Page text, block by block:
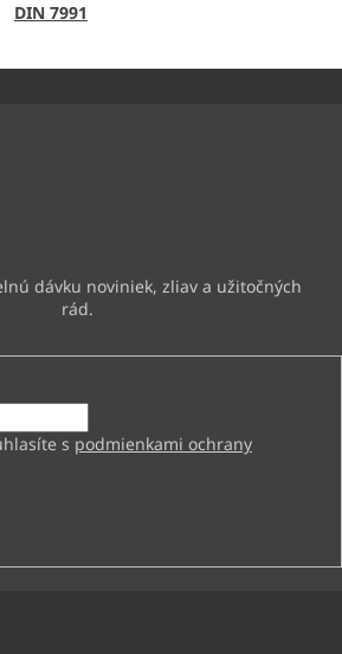
DIN 7991
s podmienkami ochrany